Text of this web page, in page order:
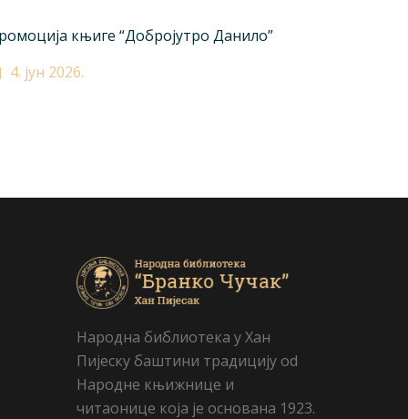
књиге “Добројутро Данило”
4. јун 2026.
Народна библиотека у Хан
Пијеску баштини традицију od
Народне књижнице и
читаонице која је основана 1923.